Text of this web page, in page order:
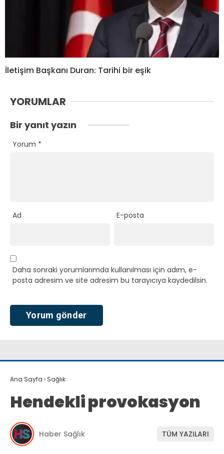
İletişim Başkanı Duran: Tarihi bir eşik
YORUMLAR
Bir yanıt yazın
Yorum *
Ad E-posta
Daha sonraki yorumlarımda kullanılması için adım, e-
posta adresim ve site adresim bu tarayıcıya kaydedilsin.
Ana Sayfa › Sağlık
Hendekli provokasyon
Haber Sağlık TÜM YAZILARI